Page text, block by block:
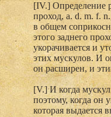
[IV.] Определение
проход, a. d. m. f.
в общем
этого заднего
укорачивается и
этих мускулов. И
он расширен, и
[V.] И когда
поэтому, когда он
которая выдается